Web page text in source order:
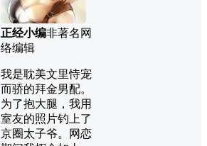
正经小编非著名网
络编辑
我是耽美文里恃宠
而骄的拜金男配。
为了抱大腿，我用
室友的照片钓上了
京圈太子爷。网恋